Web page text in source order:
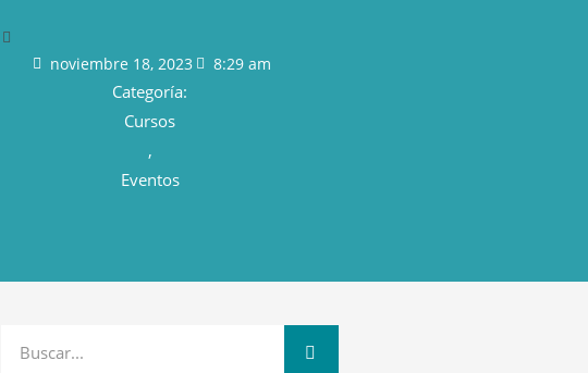
noviembre 18, 2023 8:29 am
Categoría:
Cursos
,
Eventos